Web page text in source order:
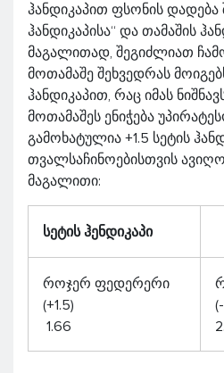
ჰანდიკაპით ფსონის დადება
ჰანდიკაპისა“ და თამაშის
მაგალითად, შეგიძლიათ
მოთამაშე შეხვედრას
ჰანდიკაპით, რაც იმას
მოთამაშეს ენიჭება
გამოხატულია +1.5 სეტის
თვალსაჩინოებისთვის
მაგალითი:
სეტის ჰენდიკაპი
როჯერ ფედერერი
(+1.5)
1.66